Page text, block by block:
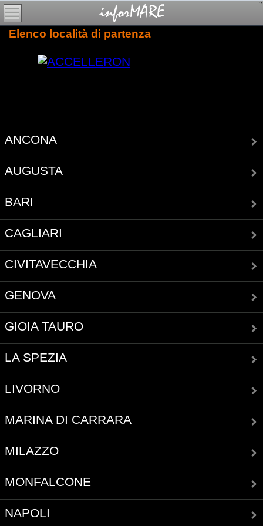
Elenco località di partenza
ANCONA
AUGUSTA
BARI
CAGLIARI
CIVITAVECCHIA
GENOVA
GIOIA TAURO
LA SPEZIA
LIVORNO
MARINA DI CARRARA
MILAZZO
MONFALCONE
NAPOLI